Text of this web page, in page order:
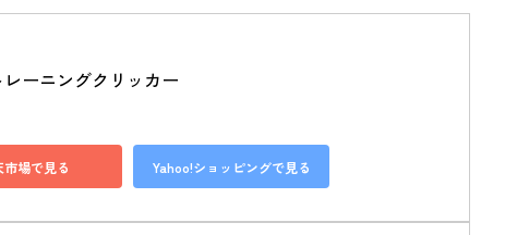
ーニングクリッカー
市場で見る Yahoo!ショッピングで見る